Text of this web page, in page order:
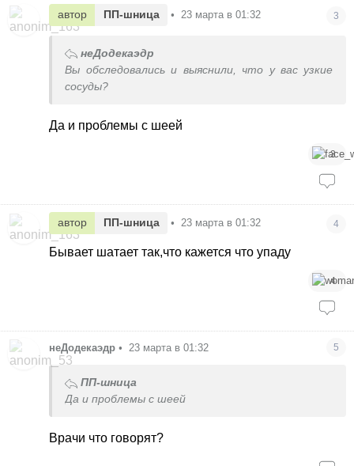
автор ПП-шница • 23 марта в 01:32 3
неДодекаэдр
Вы обследовались и выяснили, что у вас узкие
сосуды?
Да и проблемы с шеей
3
автор ПП-шница • 23 марта в 01:32 4
Бывает шатает так,что кажется что упаду
4
неДодекаэдр • 23 марта в 01:32 5
ПП-шница
Да и проблемы с шеей
Врачи что говорят?